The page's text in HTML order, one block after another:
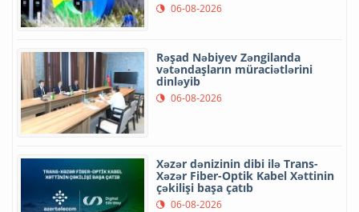
06-08-2026
Rəşad Nəbiyev Zəngilanda
vətəndaşların müraciətlərini
dinləyib
06-08-2026
Xəzər dənizinin dibi ilə Trans-
Xəzər Fiber-Optik Kabel Xəttinin
çəkilişi başa çatıb
06-08-2026